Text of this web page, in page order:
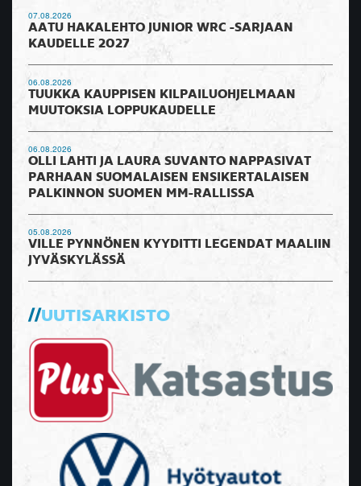
07.08.2026
AATU HAKALEHTO JUNIOR WRC -SARJAAN
KAUDELLE 2027
06.08.2026
TUUKKA KAUPPISEN KILPAILUOHJELMAAN
MUUTOKSIA LOPPUKAUDELLE
06.08.2026
OLLI LAHTI JA LAURA SUVANTO NAPPASIVAT
PARHAAN SUOMALAISEN ENSIKERTALAISEN
PALKINNON SUOMEN MM-RALLISSA
05.08.2026
VILLE PYNNÖNEN KYYDITTI LEGENDAT MAALIIN
JYVÄSKYLÄSSÄ
UUTISARKISTO